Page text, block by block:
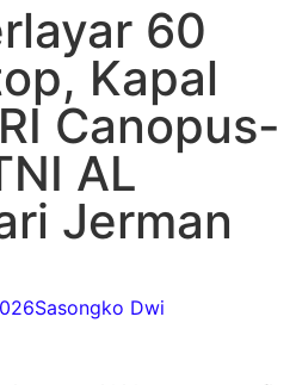
60
Kapal
Canopus-
AL
Jerman
Sasongko Dwi